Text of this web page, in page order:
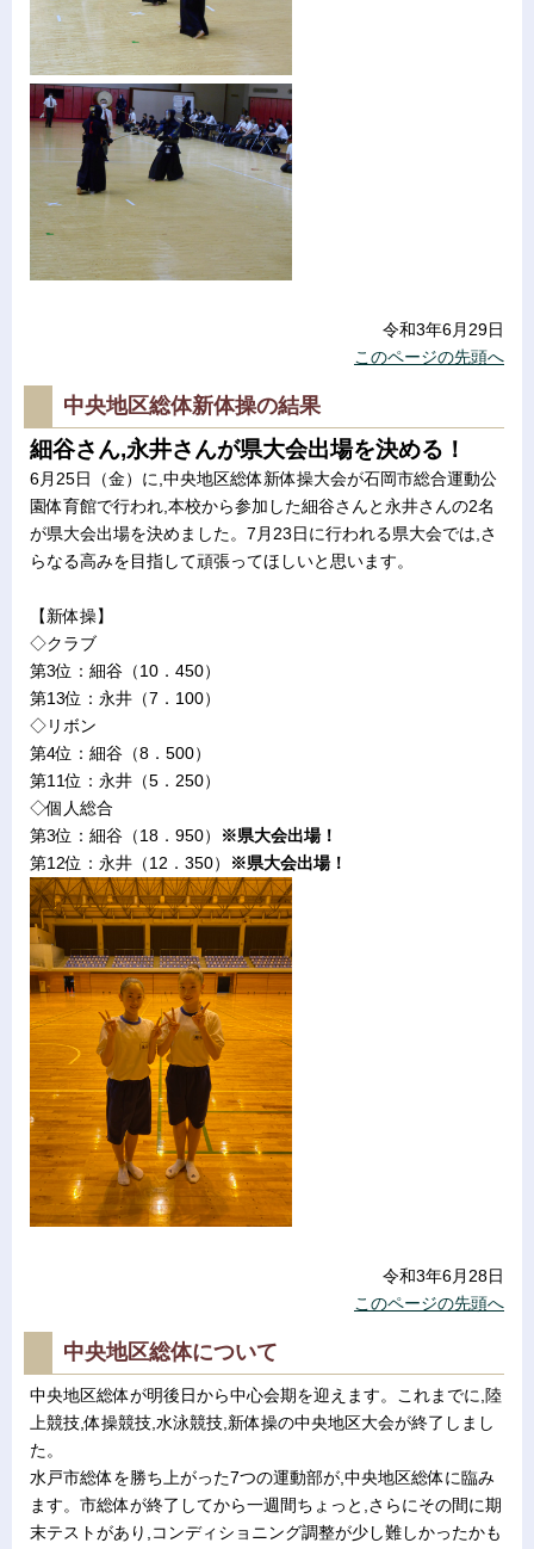
令和3年6月29日
このページの先頭へ
中央地区総体新体操の結果
細谷さん,永井さんが県大会出場を決める！
6月25日（金）に,中央地区総体新体操大会が石岡市総合運動公
園体育館で行われ,本校から参加した細谷さんと永井さんの2名
が県大会出場を決めました。7月23日に行われる県大会では,さ
らなる高みを目指して頑張ってほしいと思います。
【新体操】
◇クラブ
第3位：細谷（10．450）
第13位：永井（7．100）
◇リボン
第4位：細谷（8．500）
第11位：永井（5．250）
◇個人総合
第3位：細谷（18．950）
※県大会出場！
第12位：永井（12．350）
※県大会出場！
令和3年6月28日
このページの先頭へ
中央地区総体について
中央地区総体が明後日から中心会期を迎えます。これまでに,陸
上競技,体操競技,水泳競技,新体操の中央地区大会が終了しまし
た。
水戸市総体を勝ち上がった7つの運動部が,中央地区総体に臨み
ます。市総体が終了してから一週間ちょっと,さらにその間に期
末テストがあり,コンディショニング調整が少し難しかったかも